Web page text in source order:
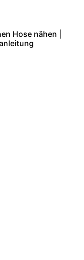
Hose nähen |